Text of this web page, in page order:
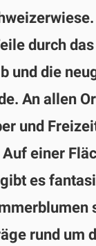
durch
und die
An allen
und
einer
es
rund um